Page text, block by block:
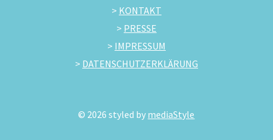
> KONTAKT
> PRESSE
> IMPRESSUM
> DATENSCHUTZERKLÄRUNG
© 2026 styled by mediaStyle